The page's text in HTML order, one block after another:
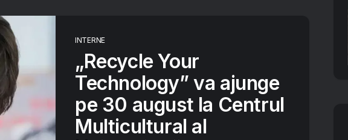
INTERNE
„Recycle Your
Technology” va ajunge
pe 30 august la Centrul
Multicultural al